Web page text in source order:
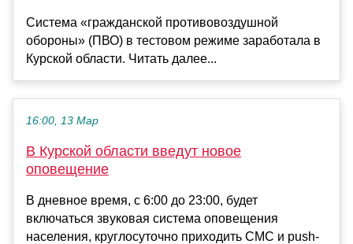
Система «гражданской противовоздушной
обороны» (ПВО) в тестовом режиме заработала в
Курской области. Читать далее...
16:00, 13 Мар
В Курской области введут новое
оповещение
В дневное время, с 6:00 до 23:00, будет
включаться звуковая система оповещения
населения, круглосуточно приходить СМС и push-